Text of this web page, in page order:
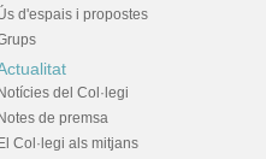
d'espais i propostes
Notícies del Col·legi
Notes de premsa
El Col·legi als mitjans